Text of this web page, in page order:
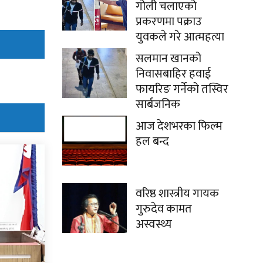
गोली चलाएको
प्रकरणमा पक्राउ
युवकले गरे आत्महत्या
सलमान खानको
निवासबाहिर हवाई
फायरिङ गर्नेको तस्विर
सार्बजनिक
आज देशभरका फिल्म
हल बन्द
वरिष्ठ शास्त्रीय गायक
गुरुदेव कामत
अस्वस्थ्य